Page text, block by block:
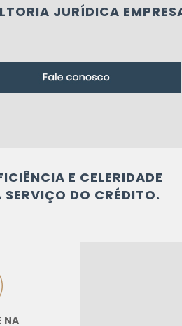
JURÍDICA
E CELERIDADE
SERVIÇO DO CRÉDITO.
NA